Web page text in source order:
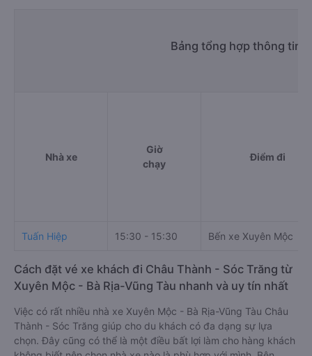
Bảng tổng hợp thông tin
Nhà xe
Giờ
chạy
Điểm đi
Tuấn Hiệp 15:30 - 15:30 Bến xe Xuyên Mộc
Cách đặt vé xe khách đi Châu Thành - Sóc Trăng từ
Xuyên Mộc - Bà Rịa-Vũng Tàu nhanh và uy tín nhất
Việc có rất nhiều nhà xe Xuyên Mộc - Bà Rịa-Vũng Tàu Châu
Thành - Sóc Trăng giúp cho du khách có đa dạng sự lựa
chọn. Đây cũng có thể là một điều bất lợi làm cho hàng khách